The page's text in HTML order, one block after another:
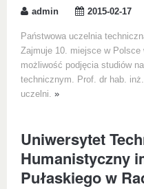
admin 2015-02-17
Państwowa uczelnia
Zajmuje 10. miejsce w
możliwość podjęcia studiów
technicznym. Prof. dr hab.
uczelni. »
Uniwersytet
Humanistyczny
Pułaskiego w